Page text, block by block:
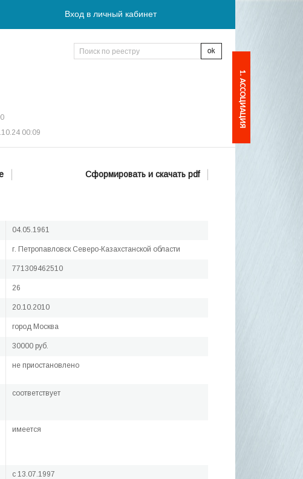
Вход в личный кабинет
00:09
Сформировать и скачать pdf
04.05.1961
г. Петропавловск Северо-Казахстанской области
771309462510
26
20.10.2010
город Москва
30000 руб.
не приостановлено
соответствует
имеется
c 13.07.1997
1. АССОЦИАЦИЯ